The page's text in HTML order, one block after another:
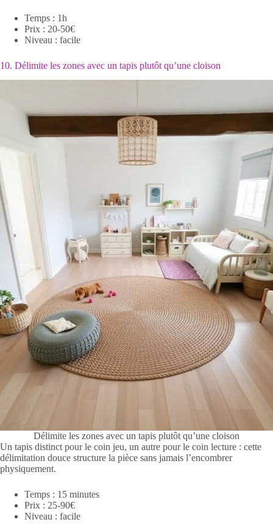
Temps : 1h
Prix : 20-50€
Niveau : facile
10. Délimite les zones avec un tapis plutôt qu’une cloison
Délimite les zones avec un tapis plutôt qu’une cloison
Un tapis distinct pour le coin jeu, un autre pour le coin lecture : cette
délimitation douce structure la pièce sans jamais l’encombrer
physiquement.
Temps : 15 minutes
Prix : 25-90€
Niveau : facile